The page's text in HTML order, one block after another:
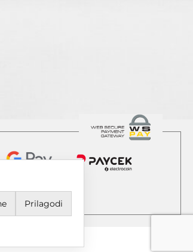
Prilagodi